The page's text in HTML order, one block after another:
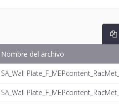
Nombre del archivo
SA_Wall
SA_Wall